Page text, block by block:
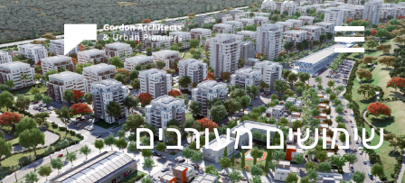
שימושים מעורבים